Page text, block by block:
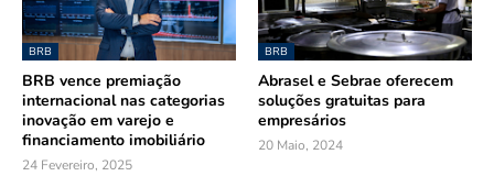
BRB
BRB vence premiação
internacional nas categorias
inovação em varejo e
financiamento imobiliário
24 Fevereiro, 2025
BRB
Abrasel e Sebrae oferecem
soluções gratuitas para
empresários
20 Maio, 2024